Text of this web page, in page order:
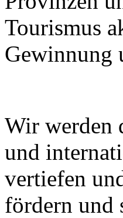
Tourismus
Gewinnung
Wir werden
und
vertiefen
fördern und